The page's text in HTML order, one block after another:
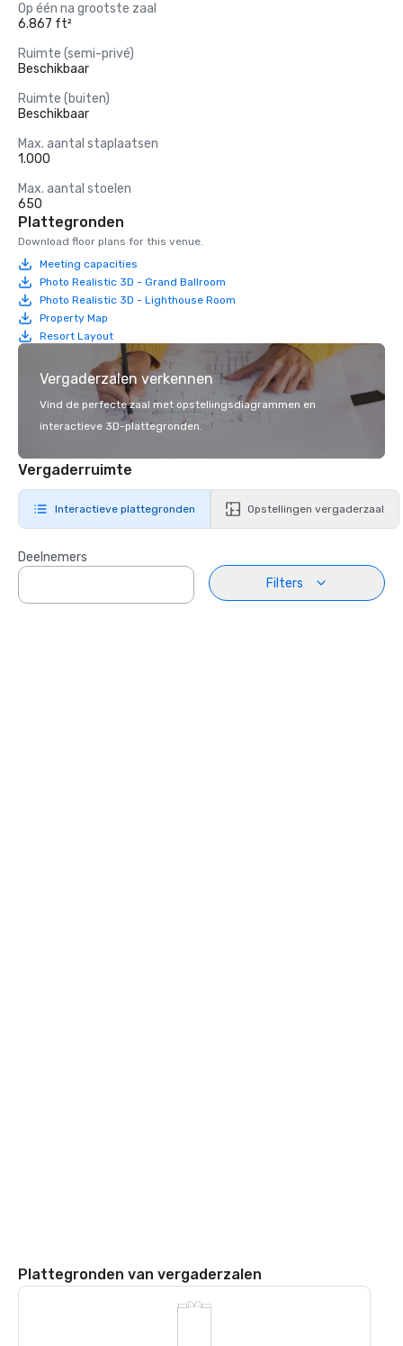
Op één na grootste zaal
6.867 ft²
Ruimte (semi-privé)
Beschikbaar
Ruimte (buiten)
Beschikbaar
Max. aantal staplaatsen
1.000
Max. aantal stoelen
650
Plattegronden
Download floor plans for this venue.
Meeting capacities
Photo Realistic 3D - Grand Ballroom
Photo Realistic 3D - Lighthouse Room
Property Map
Resort Layout
Vergaderzalen verkennen
Vind de perfecte zaal met opstellingsdiagrammen en
interactieve 3D-plattegronden.
Vergaderruimte
Interactieve plattegronden Opstellingen vergaderzaal
Deelnemers
Filters
Plattegronden van vergaderzalen